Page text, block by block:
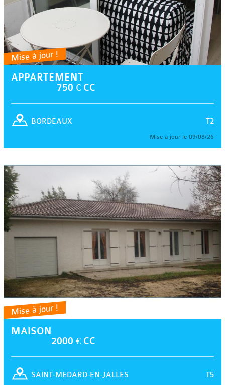
Mise à jour !
APPARTEMENT
750 € CC
T2
BORDEAUX
Mise à jour le 09/08/26
Mise à jour !
MAISON
2000 € CC
T5
SAINT-MEDARD-EN-JALLES